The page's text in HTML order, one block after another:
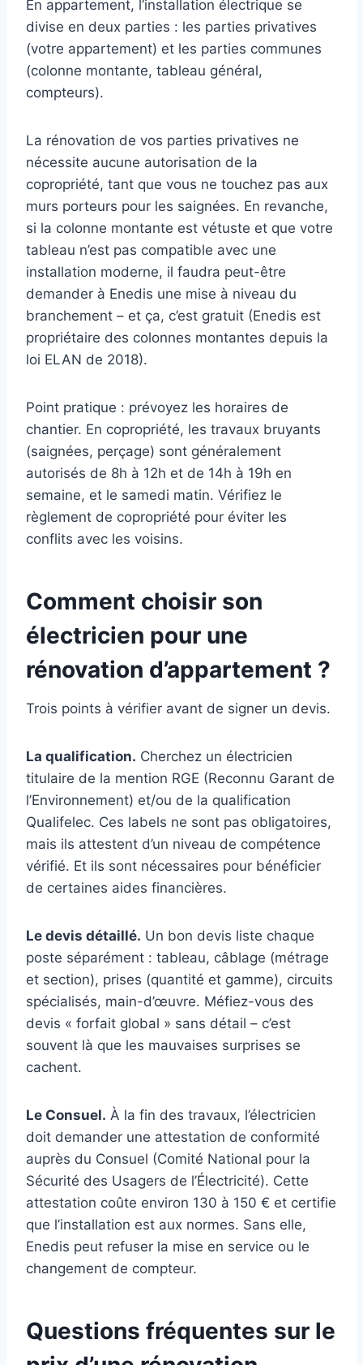
En appartement, l’installation électrique se
divise en deux parties : les parties privatives
(votre appartement) et les parties communes
(colonne montante, tableau général,
compteurs).
La rénovation de vos parties privatives ne
nécessite aucune autorisation de la
copropriété, tant que vous ne touchez pas aux
murs porteurs pour les saignées. En revanche,
si la colonne montante est vétuste et que votre
tableau n’est pas compatible avec une
installation moderne, il faudra peut-être
demander à Enedis une mise à niveau du
branchement – et ça, c’est gratuit (Enedis est
propriétaire des colonnes montantes depuis la
loi ELAN de 2018).
Point pratique : prévoyez les horaires de
chantier. En copropriété, les travaux bruyants
(saignées, perçage) sont généralement
autorisés de 8h à 12h et de 14h à 19h en
semaine, et le samedi matin. Vérifiez le
règlement de copropriété pour éviter les
conflits avec les voisins.
Comment choisir son
électricien pour une
rénovation d’appartement ?
Trois points à vérifier avant de signer un devis.
La qualification. Cherchez un électricien
titulaire de la mention RGE (Reconnu Garant de
l’Environnement) et/ou de la qualification
Qualifelec. Ces labels ne sont pas obligatoires,
mais ils attestent d’un niveau de compétence
vérifié. Et ils sont nécessaires pour bénéficier
de certaines aides financières.
Le devis détaillé. Un bon devis liste chaque
poste séparément : tableau, câblage (métrage
et section), prises (quantité et gamme), circuits
spécialisés, main-d’œuvre. Méfiez-vous des
devis « forfait global » sans détail – c’est
souvent là que les mauvaises surprises se
cachent.
Le Consuel. À la fin des travaux, l’électricien
doit demander une attestation de conformité
auprès du Consuel (Comité National pour la
Sécurité des Usagers de l’Électricité). Cette
attestation coûte environ 130 à 150 € et certifie
que l’installation est aux normes. Sans elle,
Enedis peut refuser la mise en service ou le
changement de compteur.
Questions fréquentes sur le